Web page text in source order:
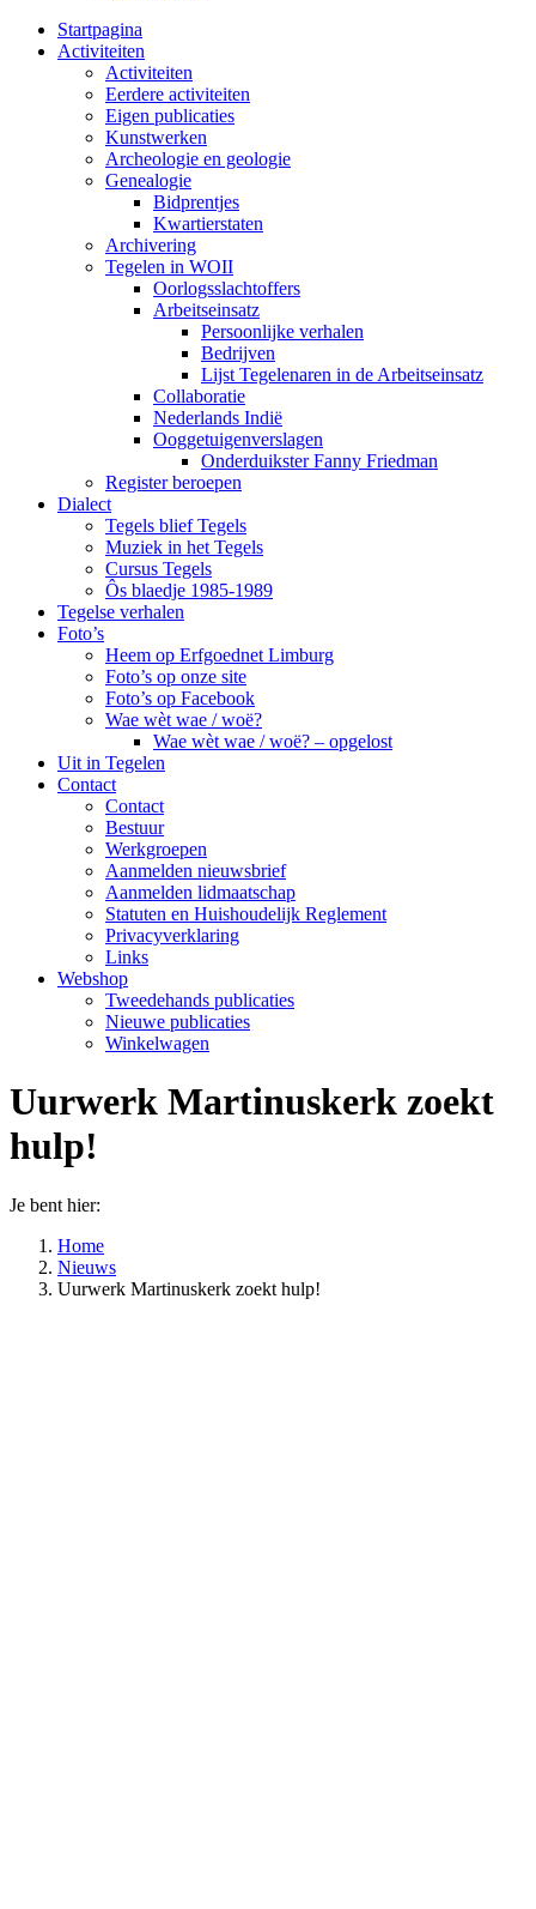
Startpagina
Activiteiten
Activiteiten
Eerdere activiteiten
Eigen publicaties
Kunstwerken
Archeologie en geologie
Genealogie
Bidprentjes
Kwartierstaten
Archivering
Tegelen in WOII
Oorlogsslachtoffers
Arbeitseinsatz
Persoonlijke verhalen
Bedrijven
Lijst Tegelenaren in de Arbeitseinsatz
Collaboratie
Nederlands Indië
Ooggetuigenverslagen
Onderduikster Fanny Friedman
Register beroepen
Dialect
Tegels blief Tegels
Muziek in het Tegels
Cursus Tegels
Ôs blaedje 1985-1989
Tegelse verhalen
Foto’s
Heem op Erfgoednet Limburg
Foto’s op onze site
Foto’s op Facebook
Wae wèt wae / woë?
Wae wèt wae / woë? – opgelost
Uit in Tegelen
Contact
Contact
Bestuur
Werkgroepen
Aanmelden nieuwsbrief
Aanmelden lidmaatschap
Statuten en Huishoudelijk Reglement
Privacyverklaring
Links
Webshop
Tweedehands publicaties
Nieuwe publicaties
Winkelwagen
Uurwerk Martinuskerk zoekt
hulp!
Je bent hier:
Home
Nieuws
Uurwerk Martinuskerk zoekt hulp!